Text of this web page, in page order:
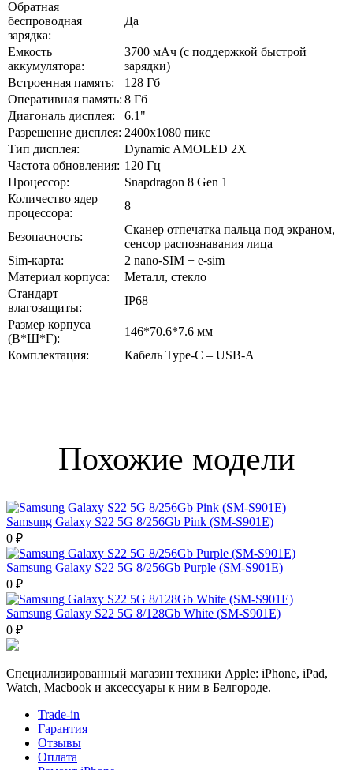
Обратная
беспроводная
зарядка:
Да
Емкость
аккумулятора:
3700 мАч (с поддержкой быстрой
зарядки)
Встроенная память:
128 Гб
Оперативная память: 8 Гб
Диагональ дисплея:
6.1"
Разрешение дисплея: 2400x1080 пикс
Тип дисплея:
Dynamic AMOLED 2X
Частота обновления: 120 Гц
Процессор:
Snapdragon 8 Gen 1
Количество ядер
процессора:
8
Безопасность:
Сканер отпечатка пальца под экраном,
cенсор распознавания лица
Sim-карта:
2 nano-SIM + e-sim
Материал корпуса:
Металл, стекло
Стандарт
влагозащиты:
IP68
Размер корпуса
(В*Ш*Г):
146*70.6*7.6 мм
Комплектация:
Кабель Type-C – USB-А
Похожие модели
Samsung Galaxy S22 5G 8/256Gb Pink (SM-S901E)
0 ₽
Samsung Galaxy S22 5G 8/256Gb Purple (SM-S901E)
0 ₽
Samsung Galaxy S22 5G 8/128Gb White (SM-S901E)
0 ₽
Специализированный магазин техники Apple: iPhone, iPad,
Watch, Macbook и аксессуары к ним в Белгороде.
Trade-in
Гарантия
Отзывы
Оплата